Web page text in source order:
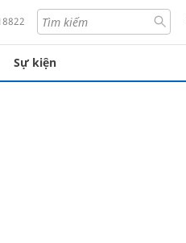
Sự kiện